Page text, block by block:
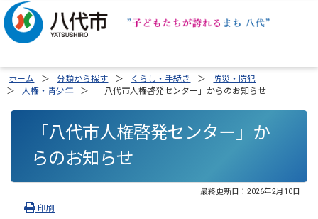
ホーム 分類から探す くらし・手続き
防災・防犯
人権・青少年
「八代市人権啓発センター」からのお知らせ
「八代市人権啓発センター」か
らのお知らせ
最終更新日： 2026年2月10日
印刷